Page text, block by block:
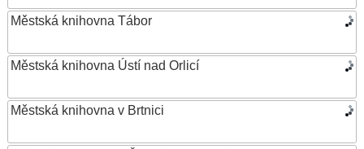
Městská knihovna Tábor
Městská knihovna Ústí nad Orlicí
Městská knihovna v Brtnici